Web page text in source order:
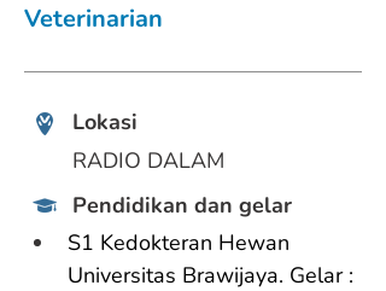
Veterinarian
Lokasi
RADIO DALAM
Pendidikan dan gelar
S1 Kedokteran Hewan
Universitas Brawijaya. Gelar :